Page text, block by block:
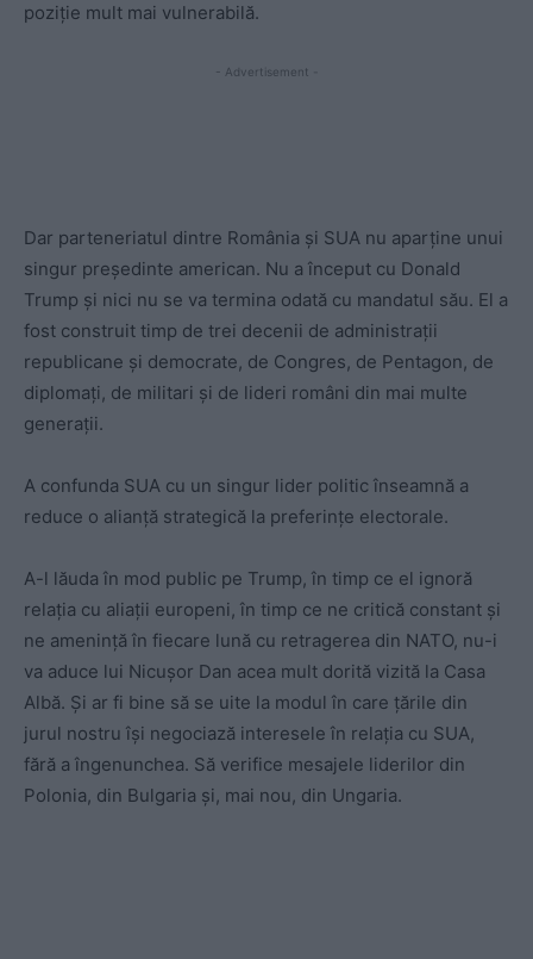
poziție mult mai vulnerabilă.
- Advertisement -
Dar parteneriatul dintre România și SUA nu aparține unui
singur președinte american. Nu a început cu Donald
Trump și nici nu se va termina odată cu mandatul său. El a
fost construit timp de trei decenii de administrații
republicane și democrate, de Congres, de Pentagon, de
diplomați, de militari și de lideri români din mai multe
generații.
A confunda SUA cu un singur lider politic înseamnă a
reduce o alianță strategică la preferințe electorale.
A-l lăuda în mod public pe Trump, în timp ce el ignoră
relația cu aliații europeni, în timp ce ne critică constant și
ne amenință în fiecare lună cu retragerea din NATO, nu-i
va aduce lui Nicușor Dan acea mult dorită vizită la Casa
Albă. Și ar fi bine să se uite la modul în care țările din
jurul nostru își negociază interesele în relația cu SUA,
fără a îngenunchea. Să verifice mesajele liderilor din
Polonia, din Bulgaria și, mai nou, din Ungaria.